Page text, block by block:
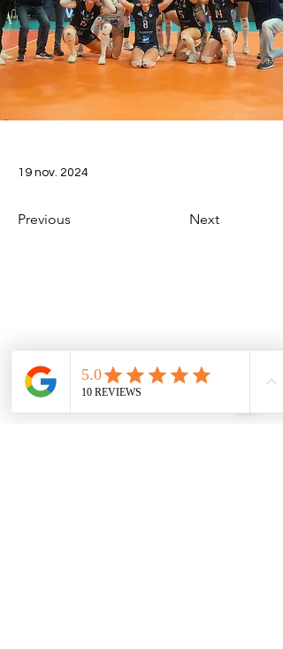
19 nov. 2024
Previous Next